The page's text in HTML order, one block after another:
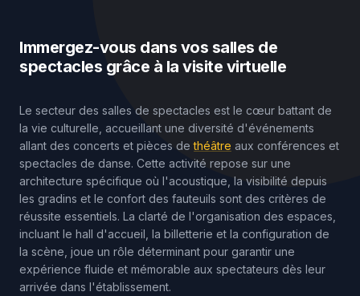
Immergez-vous dans vos salles de
spectacles grâce à la visite virtuelle
Le secteur des salles de spectacles est le cœur battant de
la vie culturelle, accueillant une diversité d'événements
allant des concerts et pièces dethéâtre aux conférences et
spectacles de danse. Cette activité repose sur une
architecture spécifique où l'acoustique, la visibilité depuis
les gradins et le confort des fauteuils sont des critères de
réussite essentiels. La clarté de l'organisation des espaces,
incluant le hall d'accueil, la billetterie et la configuration de
la scène, joue un rôle déterminant pour garantir une
expérience fluide et mémorable aux spectateurs dès leur
arrivée dans l'établissement.